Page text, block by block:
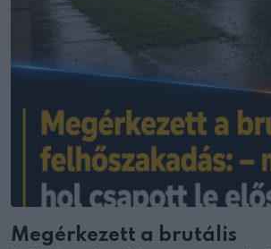
Megérkezett a brutális